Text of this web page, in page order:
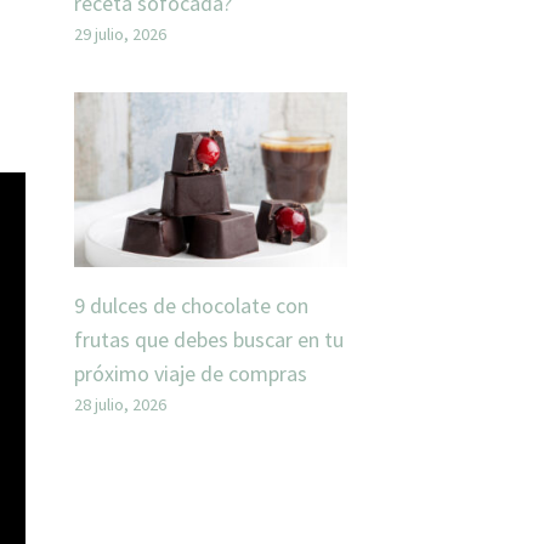
29 julio, 2026
9 dulces de chocolate con
frutas que debes buscar en tu
próximo viaje de compras
28 julio, 2026